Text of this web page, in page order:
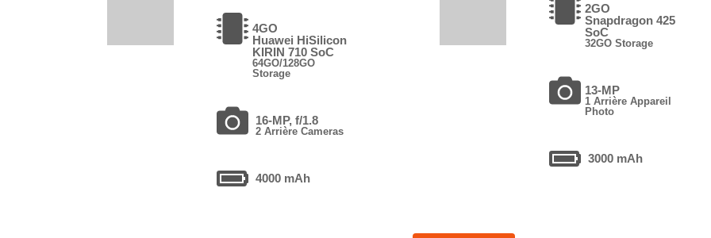
4GO
Huawei HiSilicon
KIRIN 710 SoC
64GO/128GO
Storage
16-MP, f/1.8
2 Arrière Cameras
4000 mAh
2GO
Snapdragon 425
SoC
32GO Storage
13-MP
1 Arrière Appareil
Photo
3000 mAh